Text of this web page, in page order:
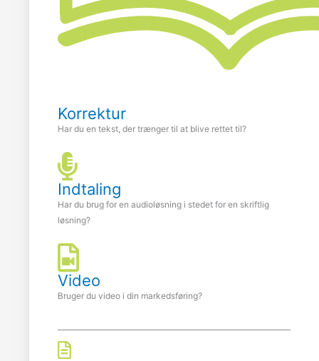
Korrektur
Har du en tekst, der trænger til at blive rettet til?
Indtaling
Har du brug for en audioløsning i stedet for en skriftlig
løsning?
Video
Bruger du video i din markedsføring?